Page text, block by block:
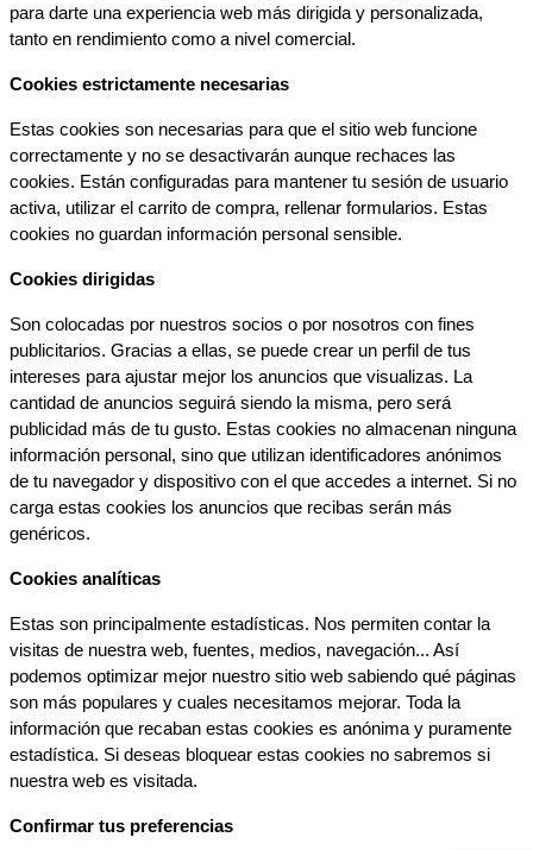
para darte una experiencia web más dirigida y personalizada,
tanto en rendimiento como a nivel comercial.
Cookies estrictamente necesarias
Estas cookies son necesarias para que el sitio web funcione
correctamente y no se desactivarán aunque rechaces las
cookies. Están configuradas para mantener tu sesión de usuario
activa, utilizar el carrito de compra, rellenar formularios. Estas
cookies no guardan información personal sensible.
Cookies dirigidas
Son colocadas por nuestros socios o por nosotros con fines
publicitarios. Gracias a ellas, se puede crear un perfil de tus
intereses para ajustar mejor los anuncios que visualizas. La
cantidad de anuncios seguirá siendo la misma, pero será
publicidad más de tu gusto. Estas cookies no almacenan ninguna
información personal, sino que utilizan identificadores anónimos
de tu navegador y dispositivo con el que accedes a internet. Si no
carga estas cookies los anuncios que recibas serán más
genéricos.
Cookies analíticas
Estas son principalmente estadísticas. Nos permiten contar la
visitas de nuestra web, fuentes, medios, navegación... Así
podemos optimizar mejor nuestro sitio web sabiendo qué páginas
son más populares y cuales necesitamos mejorar. Toda la
información que recaban estas cookies es anónima y puramente
estadística. Si deseas bloquear estas cookies no sabremos si
nuestra web es visitada.
Confirmar tus preferencias